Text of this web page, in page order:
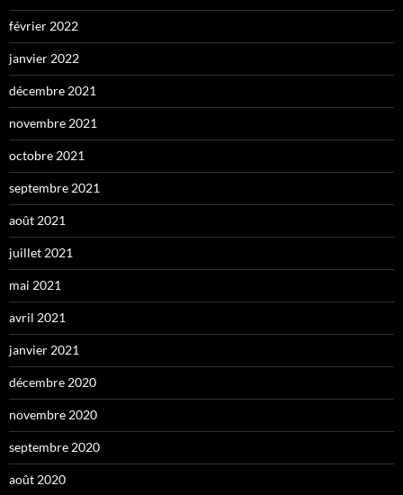
février 2022
janvier 2022
décembre 2021
novembre 2021
octobre 2021
septembre 2021
août 2021
juillet 2021
mai 2021
avril 2021
janvier 2021
décembre 2020
novembre 2020
septembre 2020
août 2020